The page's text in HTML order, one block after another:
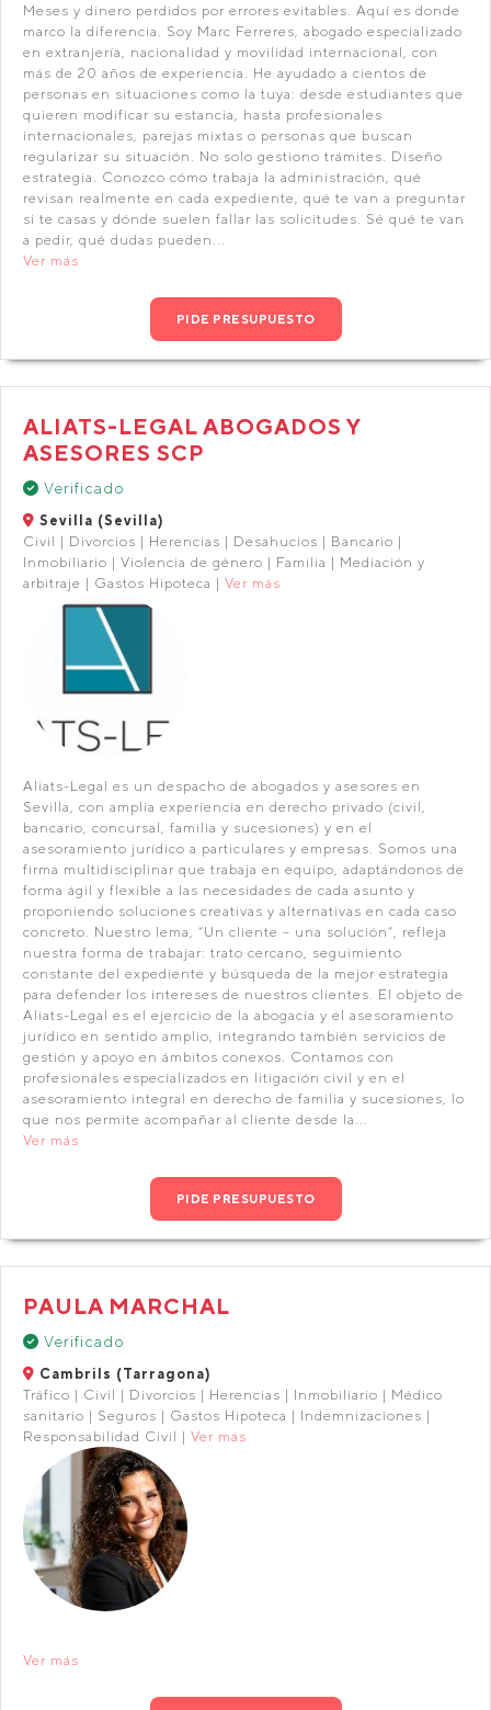
Meses y dinero perdidos por errores evitables. Aquí es donde
marco la diferencia. Soy Marc Ferreres, abogado especializado
en extranjería, nacionalidad y movilidad internacional, con
más de 20 años de experiencia. He ayudado a cientos de
personas en situaciones como la tuya: desde estudiantes que
quieren modificar su estancia, hasta profesionales
internacionales, parejas mixtas o personas que buscan
regularizar su situación. No solo gestiono trámites. Diseño
estrategia. Conozco cómo trabaja la administración, qué
revisan realmente en cada expediente, qué te van a preguntar
si te casas y dónde suelen fallar las solicitudes. Sé qué te van
a pedir, qué dudas pueden...
Ver más
PIDE PRESUPUESTO
ALIATS-LEGAL ABOGADOS Y
ASESORES SCP
Verificado
Sevilla (Sevilla)
Civil | Divorcios | Herencias | Desahucios | Bancario |
Inmobiliario | Violencia de género | Familia | Mediación y
arbitraje | Gastos Hipoteca | Ver más
Aliats-Legal es un despacho de abogados y asesores en
Sevilla, con amplia experiencia en derecho privado (civil,
bancario, concursal, familia y sucesiones) y en el
asesoramiento jurídico a particulares y empresas. Somos una
firma multidisciplinar que trabaja en equipo, adaptándonos de
forma ágil y flexible a las necesidades de cada asunto y
proponiendo soluciones creativas y alternativas en cada caso
concreto. Nuestro lema, “Un cliente – una solución”, refleja
nuestra forma de trabajar: trato cercano, seguimiento
constante del expediente y búsqueda de la mejor estrategia
para defender los intereses de nuestros clientes. El objeto de
Aliats-Legal es el ejercicio de la abogacía y el asesoramiento
jurídico en sentido amplio, integrando también servicios de
gestión y apoyo en ámbitos conexos. Contamos con
profesionales especializados en litigación civil y en el
asesoramiento integral en derecho de familia y sucesiones, lo
que nos permite acompañar al cliente desde la...
Ver más
PIDE PRESUPUESTO
PAULA MARCHAL
Verificado
Cambrils (Tarragona)
Tráfico | Civil | Divorcios | Herencias | Inmobiliario | Médico
sanitario | Seguros | Gastos Hipoteca | Indemnizaciones |
Responsabilidad Civil | Ver más
Ver más